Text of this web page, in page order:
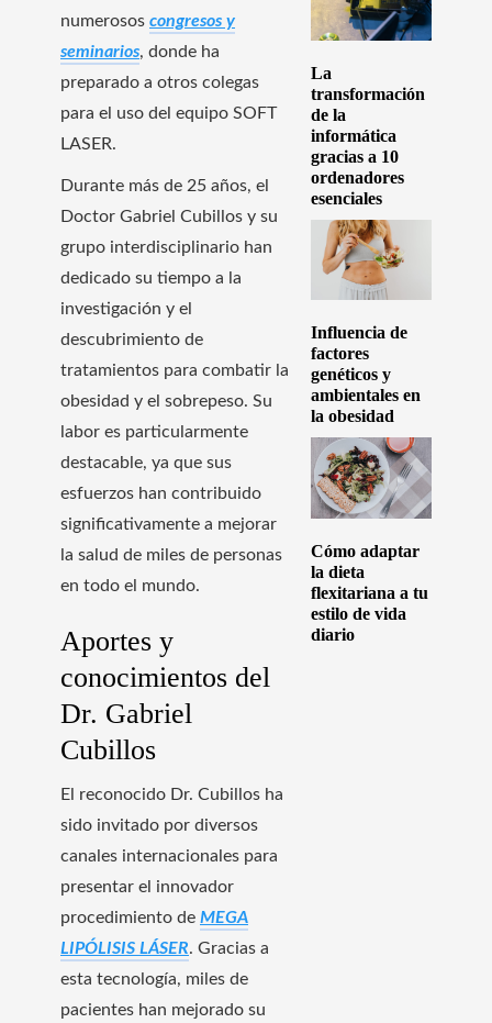
numerosos congresos y
seminarios, donde ha
preparado a otros colegas
para el uso del equipo SOFT
LASER.
Durante más de 25 años, el
Doctor Gabriel Cubillos y su
grupo interdisciplinario han
dedicado su tiempo a la
investigación y el
descubrimiento de
tratamientos para combatir la
obesidad y el sobrepeso. Su
labor es particularmente
destacable, ya que sus
esfuerzos han contribuido
significativamente a mejorar
la salud de miles de personas
en todo el mundo.
Aportes y
conocimientos del
Dr. Gabriel
Cubillos
El reconocido Dr. Cubillos ha
sido invitado por diversos
canales internacionales para
presentar el innovador
procedimiento de MEGA
LIPÓLISIS LÁSER. Gracias a
esta tecnología, miles de
pacientes han mejorado su
La
transformación
de la
informática
gracias a 10
ordenadores
esenciales
Influencia de
factores
genéticos y
ambientales en
la obesidad
Cómo adaptar
la dieta
flexitariana a tu
estilo de vida
diario